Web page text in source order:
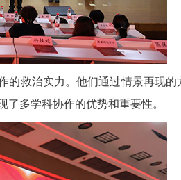
的救治实力。他们通过情景再现的
多学科协作的优势和重要性。